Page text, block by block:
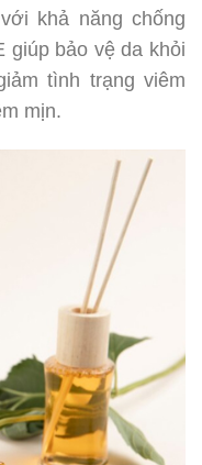
khả năng chống
giúp bảo vệ da khỏi
tình trạng viêm
mịn.